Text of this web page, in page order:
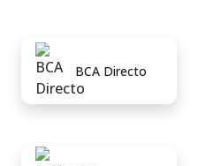
BCA Directo